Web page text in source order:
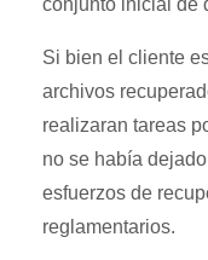
conjunto inicial de
Si bien el cliente
archivos
realizaran tareas
no se había
esfuerzos de
reglamentarios.